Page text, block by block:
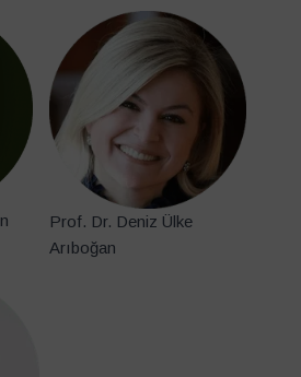
Prof. Dr. Deniz Ülke
Arıboğan